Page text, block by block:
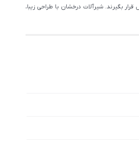
بگیرند. شیرآلات درخشان با طراحی زیبا،